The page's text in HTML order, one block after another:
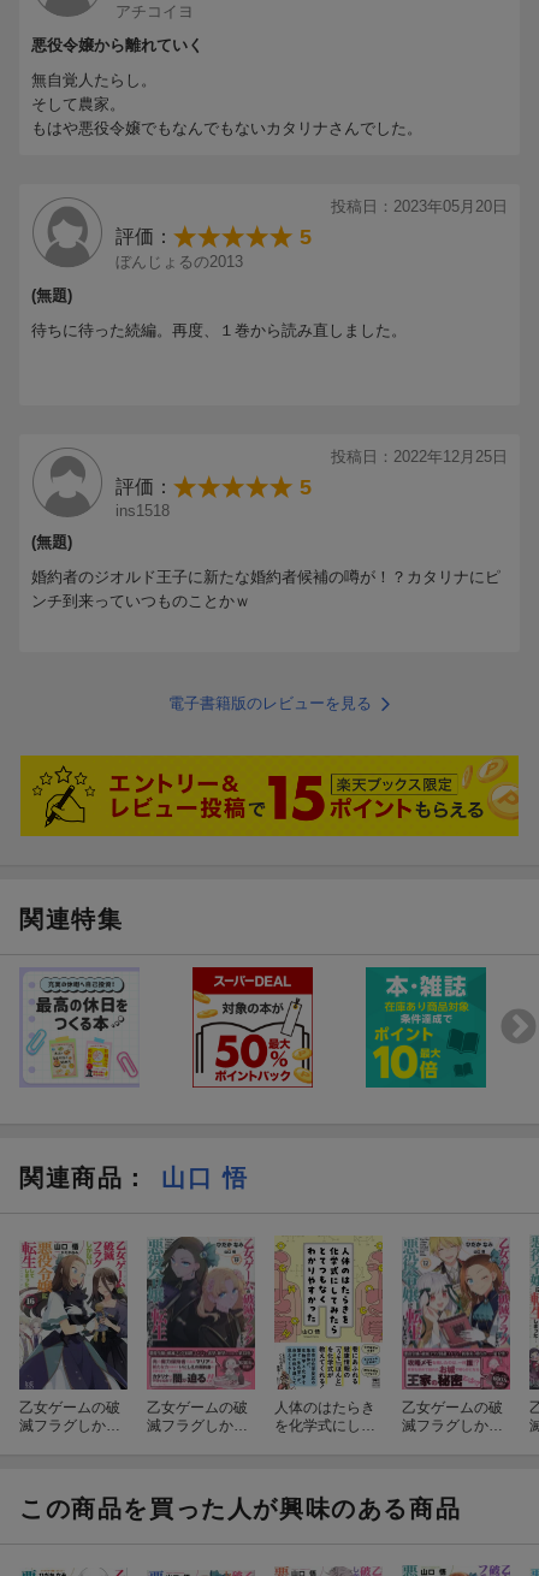
アチコイヨ
悪役令嬢から離れていく
無自覚人たらし。
そして農家。
もはや悪役令嬢でもなんでもないカタリナさんでした。
投稿日：2023年05月20日
評価： 5
ぼんじょるの2013
(無題)
待ちに待った続編。再度、１巻から読み直しました。
投稿日：2022年12月25日
評価： 5
ins1518
(無題)
婚約者のジオルド王子に新たな婚約者候補の噂が！？カタリナにピ
ンチ到来っていつものことかｗ
電子書籍版のレビューを見る
関連特集
関連商品 ： 山口 悟
乙女ゲームの破
滅フラグしかな
乙女ゲームの破
滅フラグしかな
人体のはたらき
を化学式にして
乙女ゲームの破
滅フラグしかな
この商品を買った人が興味のある商品